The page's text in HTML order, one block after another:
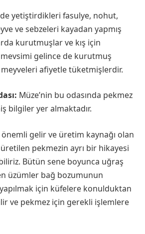
yetiştirdikleri fasulye, nohut,
ve sebzeleri kayadan yapmış
kurutmuşlar ve kış için
mevsimi gelince de kurutmuş
meyveleri afiyetle tüketmişlerdir.
Müze’nin bu odasında pekmez
bilgiler yer almaktadır.
önemli gelir ve üretim kaynağı olan
pekmezin ayrı bir hikayesi
Bütün sene boyunca uğraş
üzümler bağ bozumunun
için küfelere konulduktan
ve pekmez için gerekli işlemlere